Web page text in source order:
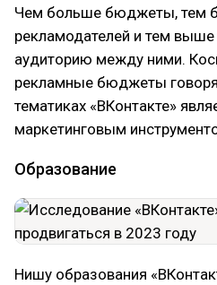
Чем больше бюджеты, тем
рекламодателей и тем выше
аудиторию между ними.
рекламные бюджеты
тематиках «ВКонтакте»
маркетинговым
Образование
Нишу образования